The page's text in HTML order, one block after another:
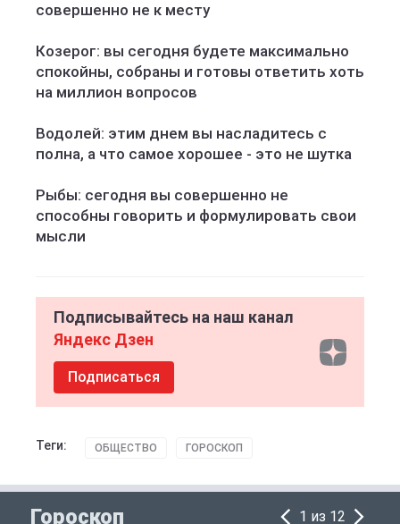
совершенно не к месту
Козерог: вы сегодня будете максимально
спокойны, собраны и готовы ответить хоть
на миллион вопросов
Водолей: этим днем вы насладитесь с
полна, а что самое хорошее - это не шутка
Рыбы: сегодня вы совершенно не
способны говорить и формулировать свои
мысли
Подписывайтесь на наш канал
Яндекс Дзен
Подписаться
Теги: ОБЩЕСТВО ГОРОСКОП
Гороскоп 1 из 12